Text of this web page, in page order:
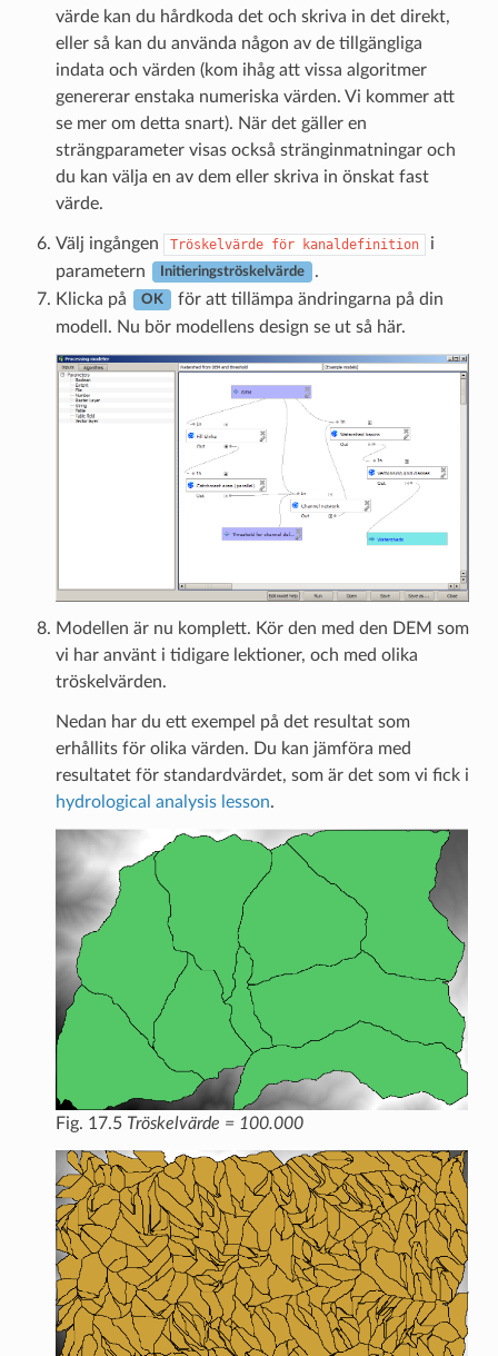
värde kan du hårdkoda det och skriva in det direkt,
eller så kan du använda någon av de tillgängliga
indata och värden (kom ihåg att vissa algoritmer
genererar enstaka numeriska värden. Vi kommer att
se mer om detta snart). När det gäller en
strängparameter visas också stränginmatningar och
du kan välja en av dem eller skriva in önskat fast
värde.
Välj ingången Tröskelvärde för kanaldefinition
i
parametern
Initieringströskelvärde
.
Klicka på
OK
för att tillämpa ändringarna på din
modell. Nu bör modellens design se ut så här.
Modellen är nu komplett. Kör den med den DEM som
vi har använt i tidigare lektioner, och med olika
tröskelvärden.
Nedan har du ett exempel på det resultat som
erhållits för olika värden. Du kan jämföra med
resultatet för standardvärdet, som är det som vi fick i
hydrological analysis lesson.
Fig. 17.5 Tröskelvärde = 100.000